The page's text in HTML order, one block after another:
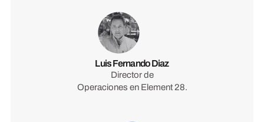
Luis Fernando Diaz
Director de
Operaciones en Element 28.